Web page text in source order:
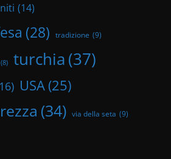
(14)
(28) tradizione (9)
(8) turchia(37)
USA (25)
(34) via della seta (9)